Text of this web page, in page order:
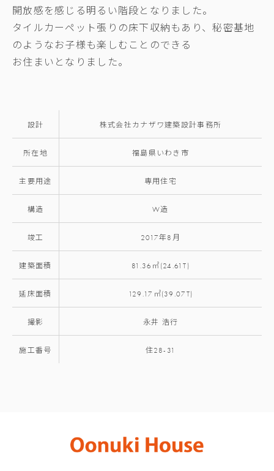
開放感を感じる明るい階段となりました。
タイルカーペット張りの床下収納もあり、秘密基地
のようなお子様も楽しむことのできる
お住まいとなりました。
設計 株式会社カナザワ建築設計事務所
所在地 福島県いわき市
主要用途 専用住宅
構造 W造
竣工 2017年8月
建築面積 81.36㎡(24.61T)
延床面積 129.17㎡(39.07T)
撮影 永井 浩行
施工番号 住28-31